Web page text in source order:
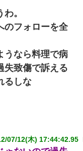
。
のフォローを全
うなら料理で病
失致傷で訴える
るしな
07/12(木) 17:44:42.95